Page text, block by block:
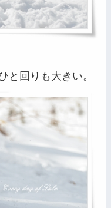
と回りも大きい。